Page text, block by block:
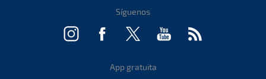
Síguenos
App gratuita